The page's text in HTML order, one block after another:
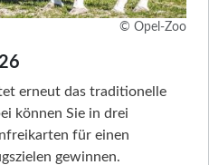
© Opel-Zoo
erneut das traditionelle
können Sie in drei
für einen
gewinnen.